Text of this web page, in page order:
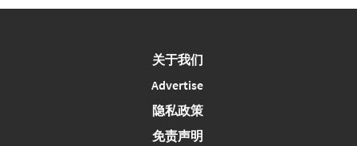
关于我们
Advertise
隐私政策
免责声明